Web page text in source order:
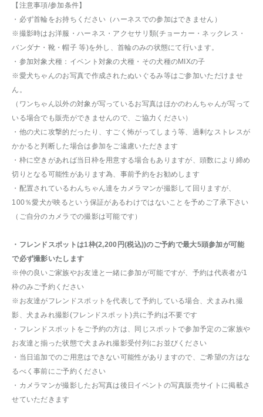
【注意事項/参加条件】
・必ず首輪をお持ちください（ハーネスでの参加はできません）
※撮影時はお洋服・ハーネス・アクセサリ類(チョーカー・ネックレス・
バンダナ・靴・帽子 等)を外し、首輪のみの状態にて行います。
・参加対象犬種：イベント対象の犬種・その犬種のMIXの子
※愛犬ちゃんのお写真で作成されたぬいぐるみ等はご参加いただけませ
ん。
（ワンちゃん以外の対象が写っているお写真はほかのわんちゃんが写って
いる場合でも販売ができませんので、ご協力ください）
・他の犬に攻撃的だったり、すごく怖がってしまう等、過剰なストレスが
かかると判断した場合は参加をご遠慮いただきます
・枠に空きがあれば当日枠を用意する場合もありますが、頭数により締め
切りとなる可能性があります為、事前予約をお勧めします
・配置されているわんちゃん達をカメラマンが撮影して回りますが、
100％愛犬が映るという保証があるわけではないことを予めご了承下さい
（ご自分のカメラでの撮影は可能です）
・フレンドスポットは1枠(2,200円(税込))のご予約で最大5頭参加が可能
で必ず撮影いたします
※仲の良いご家族やお友達と一緒に参加が可能ですが、予約は代表者が1
枠のみご予約ください
※お友達がフレンドスポットを代表して予約している場合、犬まみれ撮
影、犬まみれ撮影(フレンドスポット)共に予約は不要です
・フレンドスポットをご予約の方は、同じスポットで参加予定のご家族や
お友達と揃った状態で犬まみれ撮影受付列にお並びください
・当日追加でのご用意はできない可能性がありますので、ご希望の方はな
るべく事前にご予約ください
・カメラマンが撮影したお写真は後日イベントの写真販売サイトに掲載さ
せていただきます